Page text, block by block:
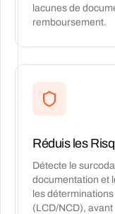
lacunes de
remboursement.
Réduis les
Détecte le
documentation et
les
(LCD/NCD), avant